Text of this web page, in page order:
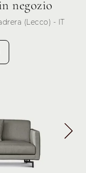
negozio
(Lecco) - IT